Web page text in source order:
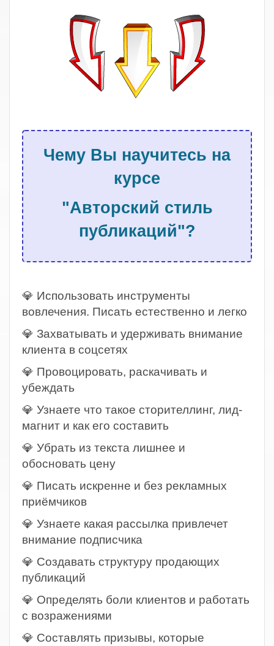
Чему Вы научитесь на
курсе
"Авторский стиль
публикаций"?
💎 Использовать инструменты
вовлечения. Писать естественно и легко
💎 Захватывать и удерживать внимание
клиента в соцсетях
💎 Провоцировать, раскачивать и
убеждать
💎 Узнаете что такое сторителлинг, лид-
магнит и как его составить
💎 Убрать из текста лишнее и
обосновать цену
💎 Писать искренне и без рекламных
приёмчиков
💎 Узнаете какая рассылка привлечет
внимание подписчика
💎 Создавать структуру продающих
публикаций
💎 Определять боли клиентов и работать
с возражениями
💎 Составлять призывы, которые